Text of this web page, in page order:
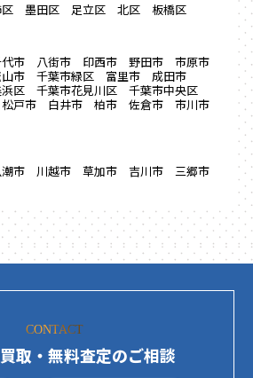
墨田区 足立区 北区 板橋区
市 八街市 印西市 野田市
市原市
市 千葉市緑区 富里市
成田市
区 千葉市花見川区
千葉市中央区
松戸市 白井市 柏市 佐倉市
市川市
市 川越市 草加市 吉川市
三郷市
CONTACT
取・無料査定のご相談